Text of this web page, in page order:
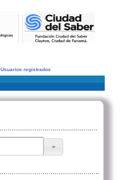
Usuarios registrados